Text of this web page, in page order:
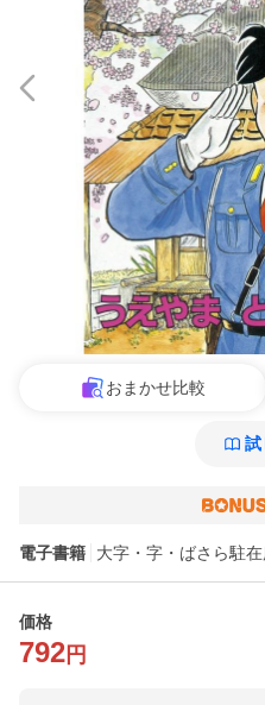
おまかせ比較
試
電子書籍 大字・字・ばさら駐
価格
792 円